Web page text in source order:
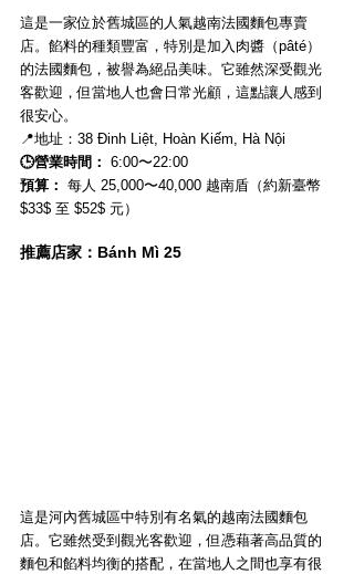
這是一家位於舊城區的人氣越南法國麵包專賣
店。餡料的種類豐富，特別是加入肉醬（pâté）
的法國麵包，被譽為絕品美味。它雖然深受觀光
客歡迎，但當地人也會日常光顧，這點讓人感到
很安心。
📍地址：38 Đinh Liệt, Hoàn Kiếm, Hà Nội
🕒營業時間： 6:00〜22:00
預算： 每人 25,000〜40,000 越南盾（約新臺幣
$33$ 至 $52$ 元）
推薦店家：Bánh Mì 25
這是河內舊城區中特別有名氣的越南法國麵包
店。它雖然受到觀光客歡迎，但憑藉著高品質的
麵包和餡料均衡的搭配，在當地人之間也享有很